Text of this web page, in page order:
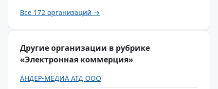
Все 172 организаций →
Другие организации в рубрике
«Электронная коммерция»
АНДЕР-МЕДИА АТД ООО